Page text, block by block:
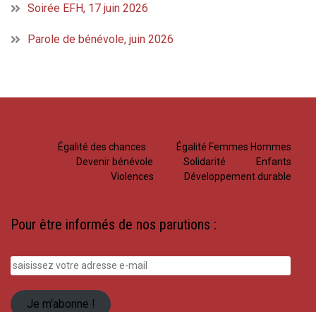
Soirée EFH, 17 juin 2026
Parole de bénévole, juin 2026
Égalité des chances
Égalité Femmes Hommes
Devenir bénévole
Solidarité
Enfants
Violences
Développement durable
Pour être informés de nos parutions :
saisissez
votre
adresse
e-
Je m'abonne !